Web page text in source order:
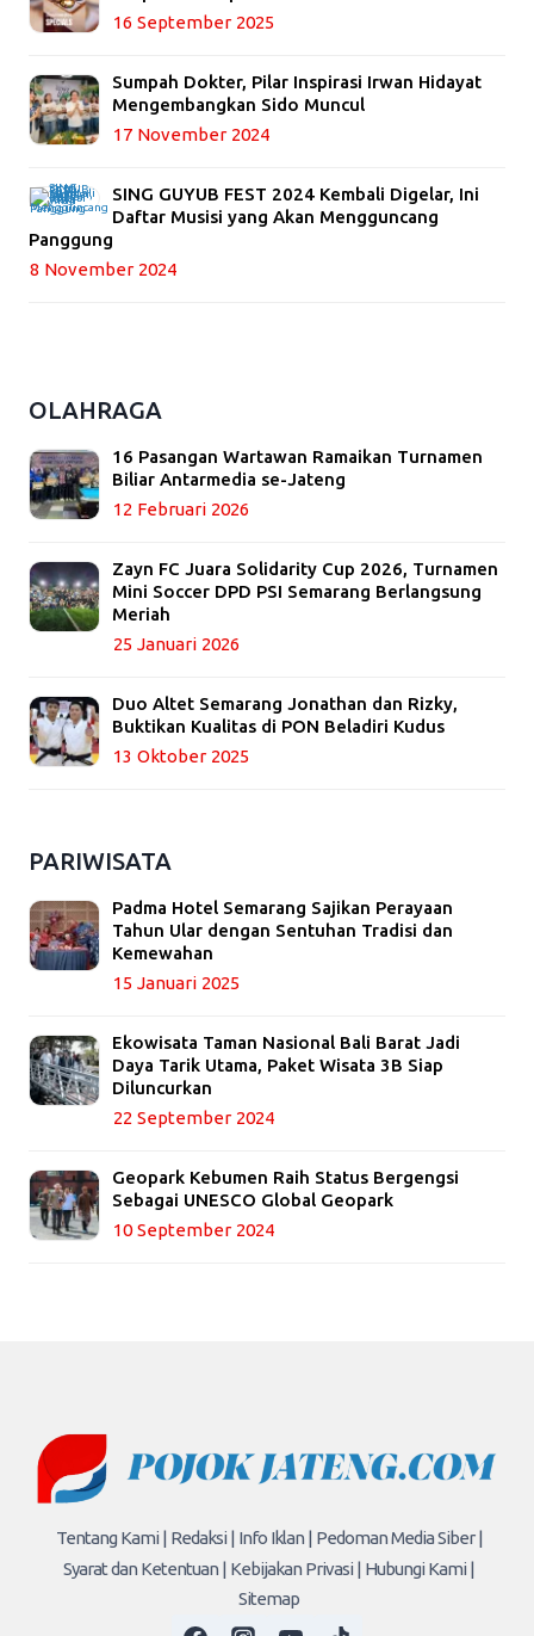
16 September 2025
Sumpah Dokter, Pilar Inspirasi Irwan Hidayat
Mengembangkan Sido Muncul
17 November 2024
SING GUYUB FEST 2024 Kembali Digelar, Ini
Daftar Musisi yang Akan Mengguncang
Panggung
8 November 2024
OLAHRAGA
16 Pasangan Wartawan Ramaikan Turnamen
Biliar Antarmedia se-Jateng
12 Februari 2026
Zayn FC Juara Solidarity Cup 2026, Turnamen
Mini Soccer DPD PSI Semarang Berlangsung
Meriah
25 Januari 2026
Duo Altet Semarang Jonathan dan Rizky,
Buktikan Kualitas di PON Beladiri Kudus
13 Oktober 2025
PARIWISATA
Padma Hotel Semarang Sajikan Perayaan
Tahun Ular dengan Sentuhan Tradisi dan
Kemewahan
15 Januari 2025
Ekowisata Taman Nasional Bali Barat Jadi
Daya Tarik Utama, Paket Wisata 3B Siap
Diluncurkan
22 September 2024
Geopark Kebumen Raih Status Bergengsi
Sebagai UNESCO Global Geopark
10 September 2024
Tentang Kami | Redaksi | Info Iklan | Pedoman Media Siber |
Syarat dan Ketentuan | Kebijakan Privasi | Hubungi Kami |
Sitemap